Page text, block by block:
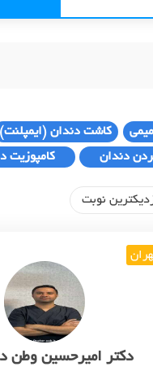
کاشت دندان (ایمپلنت)
دندان کامپوزیت
نوبت
دکتر امیرحسین